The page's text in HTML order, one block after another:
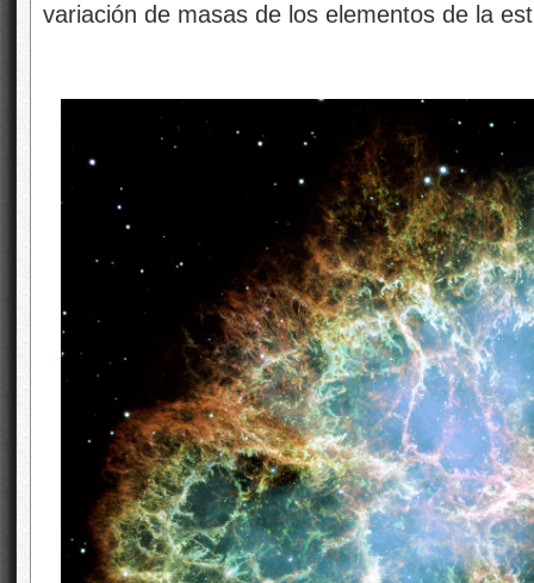
variación de masas de los elementos de la